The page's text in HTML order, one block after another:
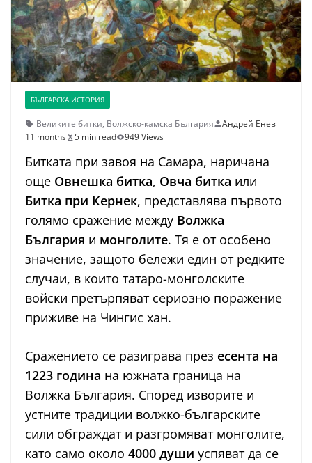
БЪЛГАРСКА ИСТОРИЯ
Великите битки, Волжско-камска България
Андрей Енев
11 months
5 min read 949 Views
Битката при завоя на Самара, наричана
още Овнешка битка, Овча битка или
Битка при Кернек, представлява първото
голямо сражение между Волжка
България и монголите. Тя е от особено
значение, защото бележи един от редките
случаи, в които татаро-монголските
войски претърпяват сериозно поражение
приживе на Чингис хан.
Сражението се разиграва през есента на
1223 година на южната граница на
Волжка България. Според изворите и
устните традиции волжко-българските
сили обграждат и разгромяват монголите,
като само около 4000 души успяват да се